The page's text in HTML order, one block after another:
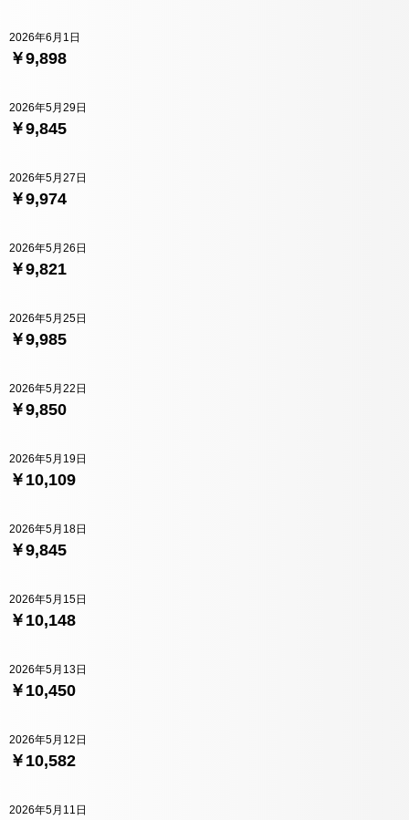
￥9,898
2026年6月1日
￥9,845
2026年5月29日
￥9,974
2026年5月27日
￥9,821
2026年5月26日
￥9,985
2026年5月25日
￥9,850
2026年5月22日
￥10,109
2026年5月19日
￥9,845
2026年5月18日
￥10,148
2026年5月15日
￥10,450
2026年5月13日
￥10,582
2026年5月12日
2026年5月11日